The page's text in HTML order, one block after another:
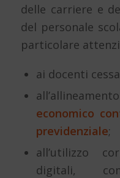
delle carriere e
del personale
particolare
ai docenti
economico
previdenziale;
all’utilizzo
digitali,